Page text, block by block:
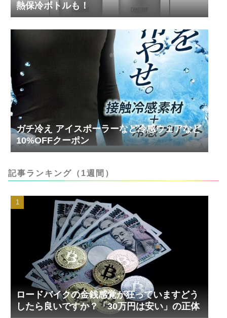
熱保冷ボトルも！
ガチ冷え アイスポーラーなど冷感ウェアなど
10%OFFクーポン
記事ランキング（1週間）
ロードバイクの金銭感覚が狂っていますどう
したら良いですか？「30万円は安い」の正体